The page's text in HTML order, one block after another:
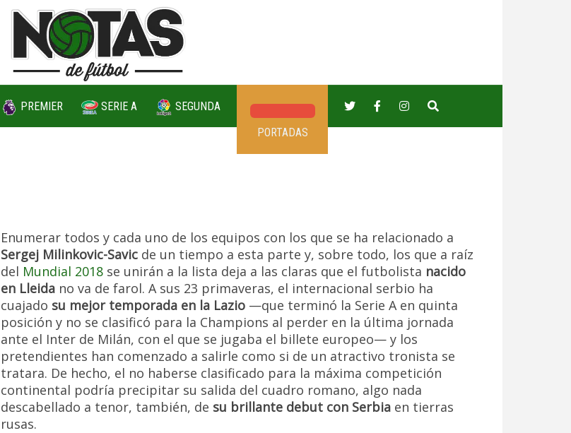
PREMIER SERIE A
SEGUNDA
PORTADAS
Enumerar todos y cada uno de los equipos con los que se ha relacionado a
Sergej Milinkovic-Savic de un tiempo a esta parte y, sobre todo, los que a raíz
del Mundial 2018 se unirán a la lista deja a las claras que el futbolista nacido
en Lleida no va de farol. A sus 23 primaveras, el internacional serbio ha
cuajado su mejor temporada en la Lazio —que terminó la Serie A en quinta
posición y no se clasificó para la Champions al perder en la última jornada
ante el Inter de Milán, con el que se jugaba el billete europeo— y los
pretendientes han comenzado a salirle como si de un atractivo tronista se
tratara. De hecho, el no haberse clasificado para la máxima competición
continental podría precipitar su salida del cuadro romano, algo nada
descabellado a tenor, también, de su brillante debut con Serbia en tierras
rusas.